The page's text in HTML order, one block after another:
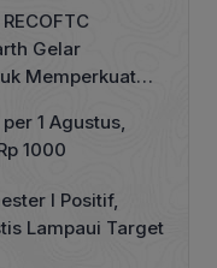
Gelar
Memperkuat
1 Agustus,
1000
I Positif,
Lampaui Target